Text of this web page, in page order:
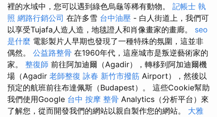
裡的水域中，您可以遇到綠色烏龜等稀有動物。 記帳士 執
照 網路行銷公司 在許多雪 台中油壓 - 白人街道上，我們可
以享受Tujafa人造人造，地毯證人和肖像畫家的畫廊。 seo
是什麼 電影製片人早期也發現了一種特殊的氛圍，這並非
偶然。 公益路整骨 在1960年代，這座城市是叛逆藝術家的
家。 整復師 前往阿加迪爾（Agadir），轉移到阿加迪爾機
場（Agadir 老師整復 詠春 新竹市撥筋 Airport），然後以
預定的航班前往布達佩斯（Budapest）。 這些Cookie幫助
我們使用Google 台中 按摩 整骨 Analytics（分析平台）來
了解您，從而開發我們的網站以親自製作您的網站。 大雅